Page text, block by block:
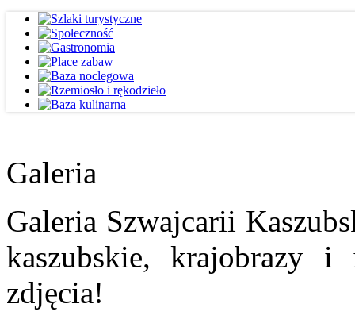
Galeria
Galeria Szwajcarii
kaszubskie, krajobrazy
zdjęcia!